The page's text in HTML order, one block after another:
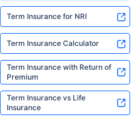
Term Insurance for NRI
Term Insurance Calculator
Term Insurance with Return of
Premium
Term Insurance vs Life
Insurance
न करणाऱ्या, कोणतेही पूर्व-विद्यमान आजार नसलेल्या